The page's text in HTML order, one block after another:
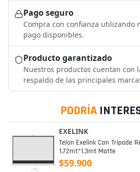
Pago seguro
Compra con confianza utilizando
pago disponibles.
Producto garantizado
Nuestros productos cuentan con
respaldo de las principales
PODRÍA
EXELINK
Telon Exelink Con Tripode
1,72mt*1,3mt Matte
$59.900